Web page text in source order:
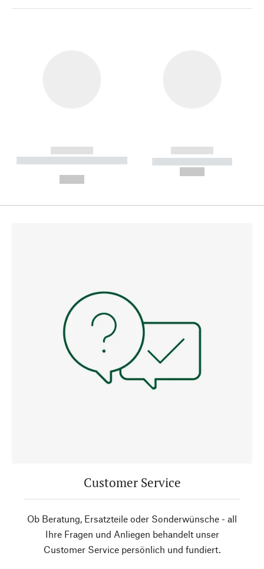
------------
----------- ----------- --------
------------
----------- -----------
Customer Service
Ob Beratung, Ersatzteile oder Sonderwünsche - all
Ihre Fragen und Anliegen behandelt unser
Customer Service persönlich und fundiert.